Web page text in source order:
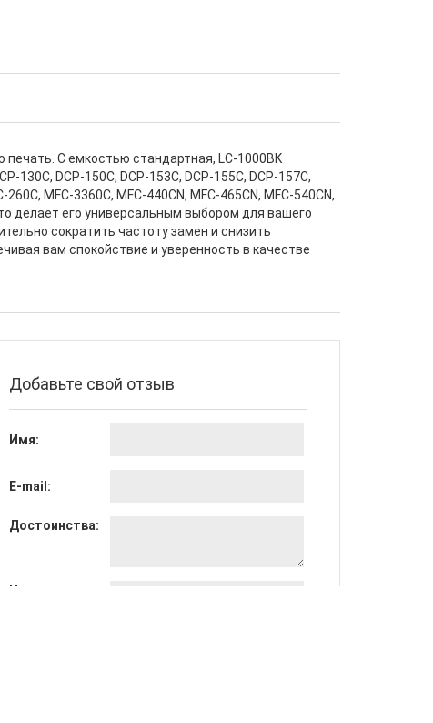
С емкостью стандартная, LC-1000BK
DCP-150C, DCP-153C, DCP-155C, DCP-157C,
MFC-3360C, MFC-440CN, MFC-465CN, MFC-540CN,
что делает его универсальным выбором для вашего
сократить частоту замен и снизить
вам спокойствие и уверенность в качестве
Добавьте свой отзыв
Имя:
E-mail:
Достоинства:
Недостатки: